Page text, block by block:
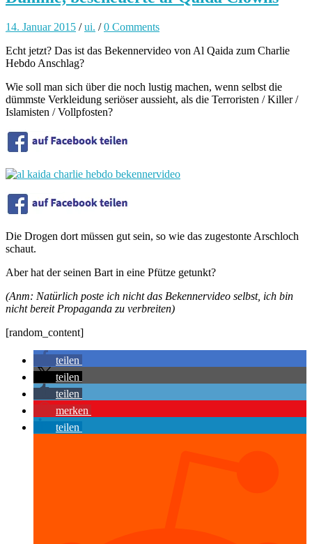
14. Januar 2015 /ui. /0 Comments
Echt jetzt? Das ist das Bekennervideo von Al Qaida zum Charlie
Hebdo Anschlag?
Wie soll man sich über die noch lustig machen, wenn selbst die
dümmste Verkleidung seriöser aussieht, als die Terroristen / Killer /
Islamisten / Vollpfosten?
Die Drogen dort müssen gut sein, so wie das zugestonte Arschloch
schaut.
Aber hat der seinen Bart in eine Pfütze getunkt?
(Anm: Natürlich poste ich nicht das Bekennervideo selbst, ich bin
nicht bereit Propaganda zu verbreiten)
[random_content]
teilen
teilen
teilen
merken
teilen